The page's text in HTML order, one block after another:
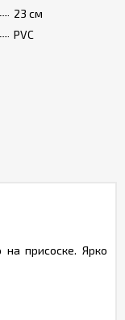
23 см
PVC
присоске. Ярко